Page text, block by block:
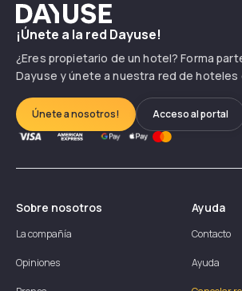
Dayuse
¡Únete a la red Dayuse!
¿Eres propietario de un hotel? Forma
Dayuse y únete a nuestra red de
Únete a nosotros! Acceso al portal
Sobre nosotros
La compañía
Opiniones
Ayuda
Contacto
Ayuda